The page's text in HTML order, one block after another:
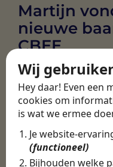
Wij
Hey daar! Even een
cookies om
is wat we ermee
Je website-
(functioneel)
Bijhouden welke
Martijn
nieuwe
CBEE
Door
makkelijke,
eigenlijk een
gevonden. Met
uitdagingen!